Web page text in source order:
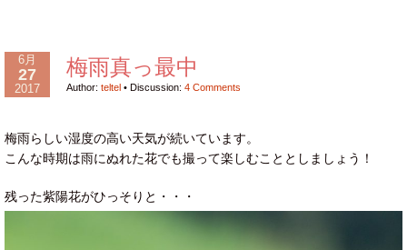
6月
27
2017
梅雨真っ最中
Author: teltel • Discussion: 4 Comments
梅雨らしい湿度の高い天気が続いています。
こんな時期は雨にぬれた花でも撮って楽しむこととしましょう！
残った紫陽花がひっそりと・・・